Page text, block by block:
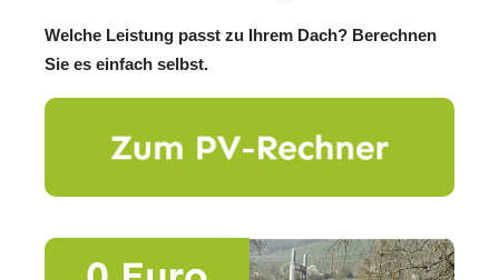
Welche Leistung passt zu Ihrem Dach? Berechnen
Sie es einfach selbst.